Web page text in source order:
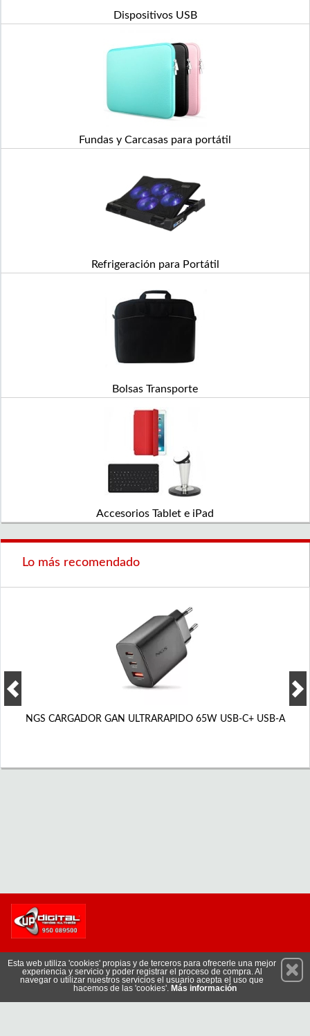
Dispositivos USB
Fundas y Carcasas para portátil
Refrigeración para Portátil
Bolsas Transporte
Accesorios Tablet e iPad
Lo más recomendado
NGS CARGADOR GAN ULTRARAPIDO 65W USB-C+ USB-A
Suscríbete
Esta web utiliza 'cookies' propias y de terceros para ofrecerle una mejor
experiencia y servicio y poder registrar el proceso de compra. Al
navegar o utilizar nuestros servicios el usuario acepta el uso que
hacemos de las 'cookies'. Más información